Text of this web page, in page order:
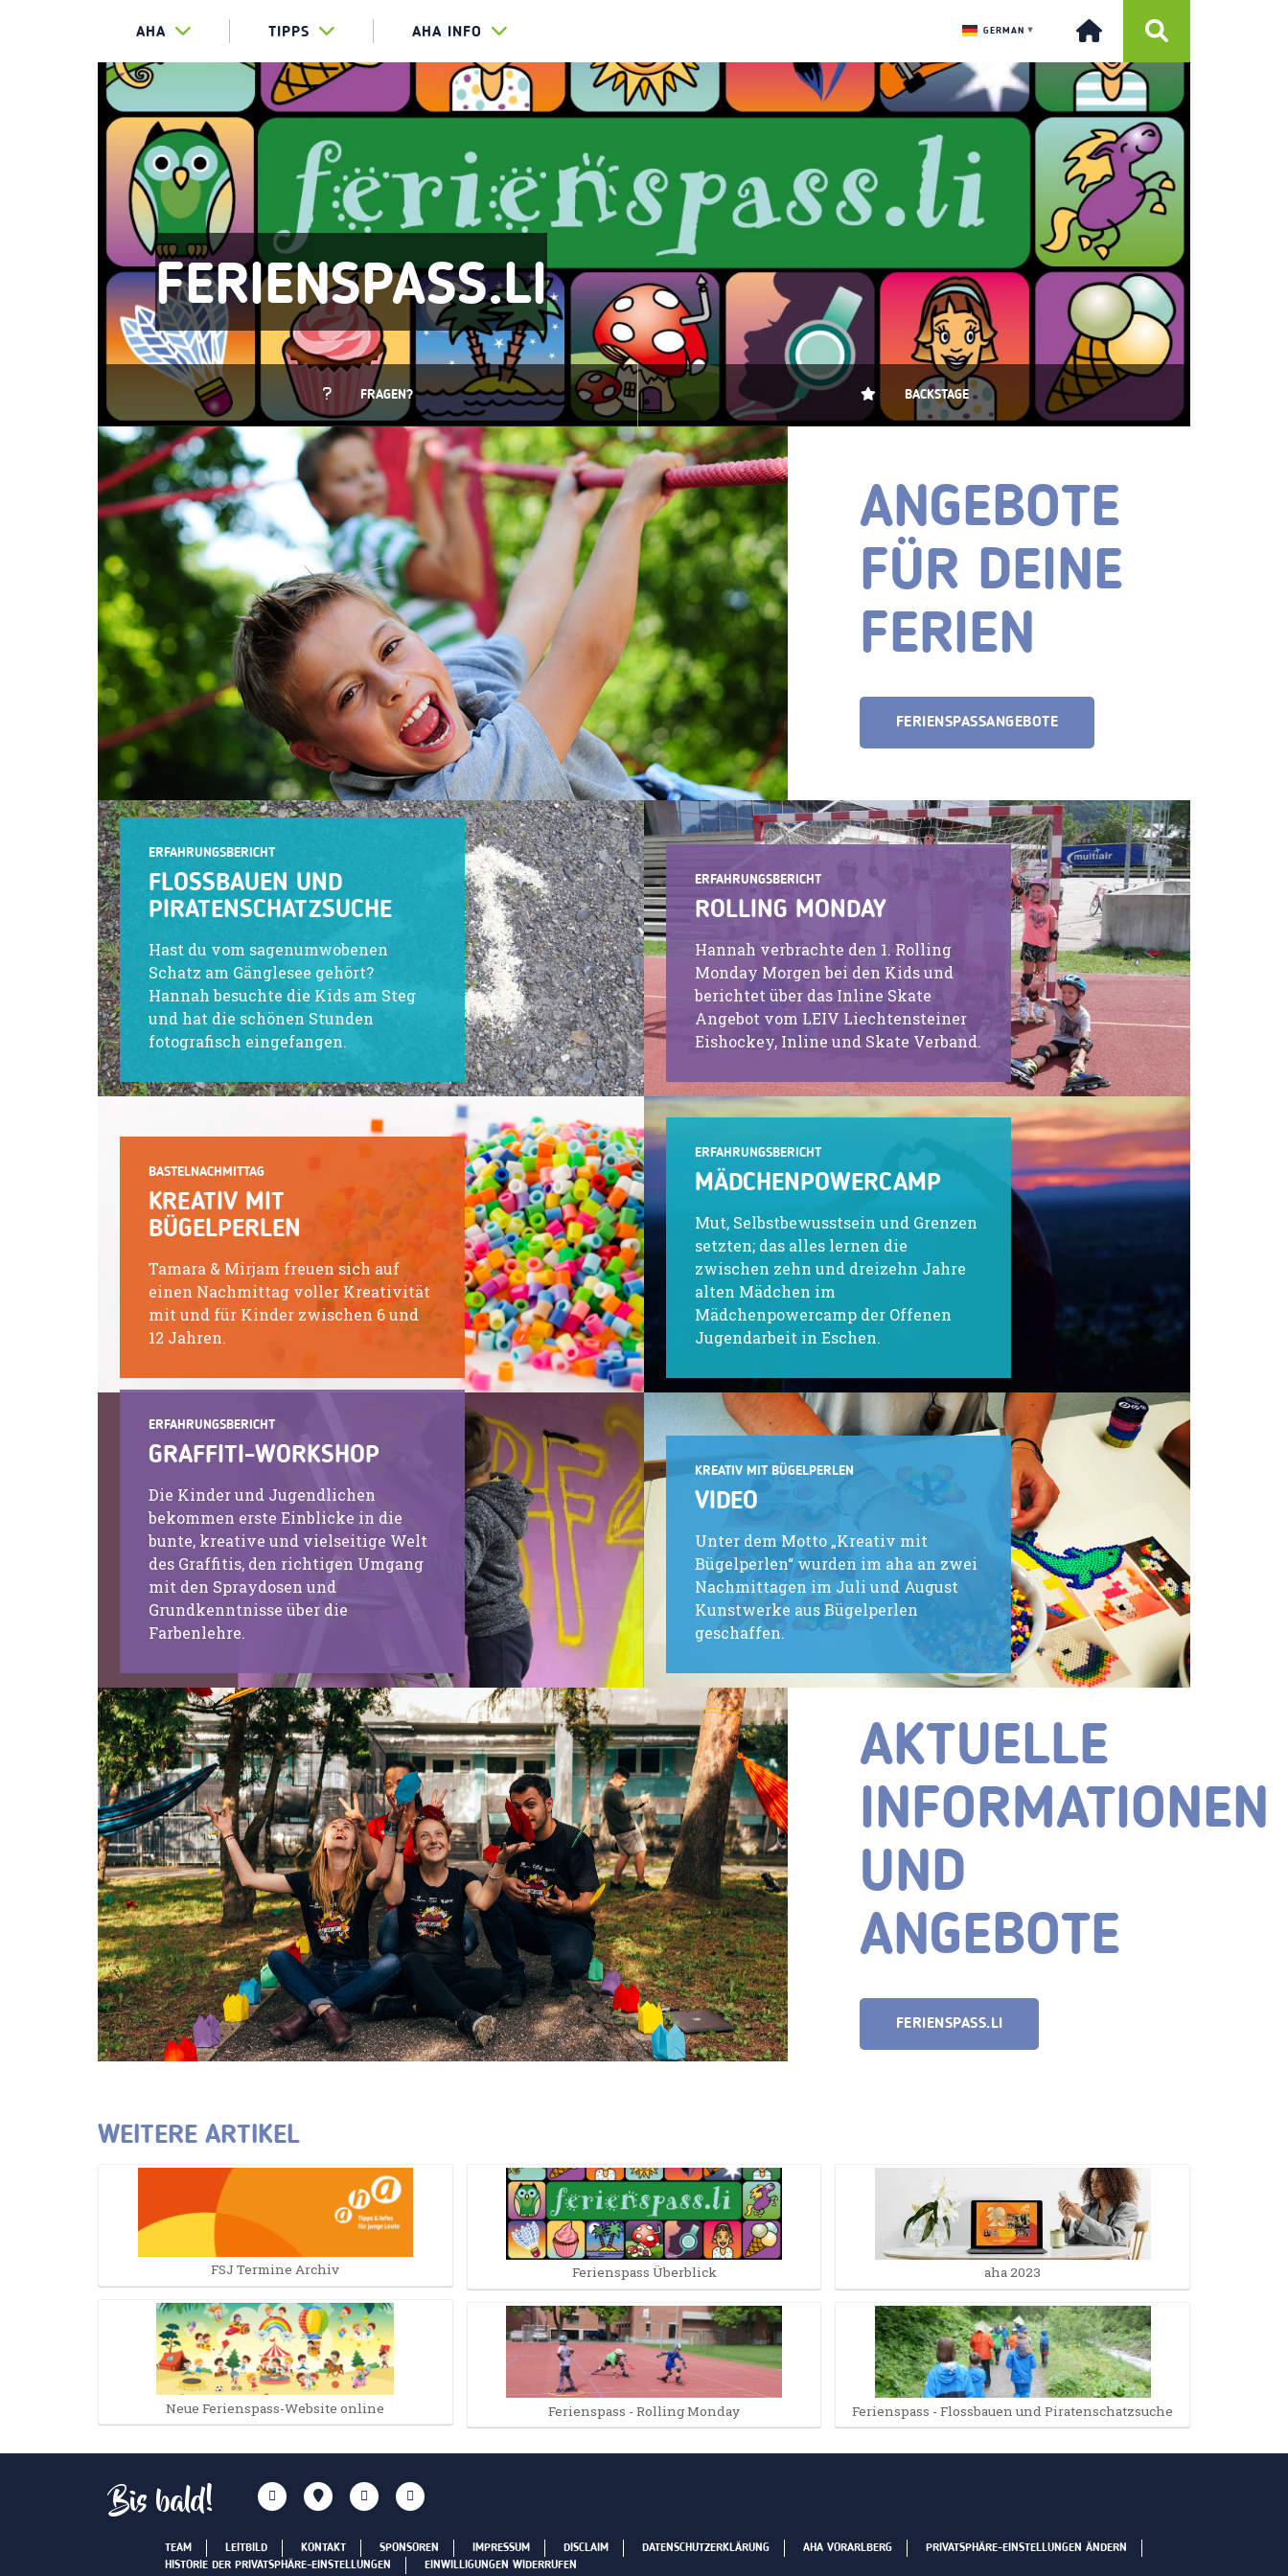
AHA TIPPS AHA INFO GERMAN ▼
FERIENSPASS.LI
FRAGEN? BACKSTAGE
ANGEBOTE
FÜR DEINE
FERIEN
FERIENSPASSANGEBOTE
ERFAHRUNGSBERICHT
FLOSSBAUEN UND
PIRATENSCHATZSUCHE
Hast du vom sagenumwobenen
Schatz am Gänglesee gehört?
Hannah besuchte die Kids am Steg
und hat die schönen Stunden
fotografisch eingefangen.
ERFAHRUNGSBERICHT
ROLLING MONDAY
Hannah verbrachte den 1. Rolling
Monday Morgen bei den Kids und
berichtet über das Inline Skate
Angebot vom LEIV Liechtensteiner
Eishockey, Inline und Skate Verband.
BASTELNACHMITTAG
KREATIV MIT
BÜGELPERLEN
Tamara & Mirjam freuen sich auf
einen Nachmittag voller Kreativität
mit und für Kinder zwischen 6 und
12 Jahren.
ERFAHRUNGSBERICHT
MÄDCHENPOWERCAMP
Mut, Selbstbewusstsein und Grenzen
setzten; das alles lernen die
zwischen zehn und dreizehn Jahre
alten Mädchen im
Mädchenpowercamp der Offenen
Jugendarbeit in Eschen.
ERFAHRUNGSBERICHT
GRAFFITI-WORKSHOP
Die Kinder und Jugendlichen
bekommen erste Einblicke in die
bunte, kreative und vielseitige Welt
des Graffitis, den richtigen Umgang
mit den Spraydosen und
Grundkenntnisse über die
Farbenlehre.
KREATIV MIT BÜGELPERLEN
VIDEO
Unter dem Motto „Kreativ mit
Bügelperlen“ wurden im aha an zwei
Nachmittagen im Juli und August
Kunstwerke aus Bügelperlen
geschaffen.
AKTUELLE
INFORMATIONEN
UND
ANGEBOTE
FERIENSPASS.LI
WEITERE ARTIKEL
FSJ Termine Archiv
Neue Ferienspass-Website online
Ferienspass Überblick
Ferienspass - Rolling Monday
aha 2023
Ferienspass - Flossbauen und Piratenschatzsuche
Bis bald!
TEAM LEITBILD KONTAKT SPONSOREN IMPRESSUM DISCLAIM DATENSCHUTZERKLÄRUNG AHA VORARLBERG
PRIVATSPHÄRE-EINSTELLUNGEN ÄNDERN
HISTORIE DER PRIVATSPHÄRE-EINSTELLUNGEN
EINWILLIGUNGEN WIDERRUFEN